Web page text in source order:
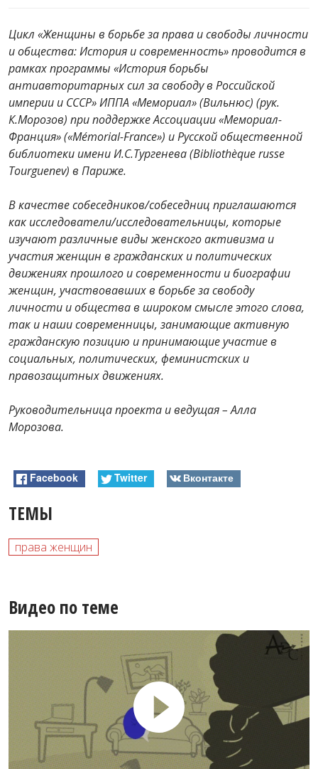
Цикл «Женщины в борьбе за права и свободы личности
и общества: История и современность» проводится в
рамках программы «История борьбы
антиавторитарных сил за свободу в Российской
империи и СССР» ИППА «Мемориал» (Вильнюс) (рук.
К.Морозов) при поддержке Ассоциации «Мемориал-
Франция» («Mémorial-France») и Русской общественной
библиотеки имени И.С.Тургенева (Bibliothèque russe
Tourguenev) в Париже.
В качестве собеседников/собеседниц приглашаются
как исследователи/исследовательницы, которые
изучают различные виды женского активизма и
участия женщин в гражданских и политических
движениях прошлого и современности и биографии
женщин, участвовавших в борьбе за свободу
личности и общества в широком смысле этого слова,
так и наши современницы, занимающие активную
гражданскую позицию и принимающие участие в
социальных, политических, феминистских и
правозащитных движениях.
Руководительница проекта и ведущая – Алла
Морозова.
Facebook Twitter Вконтакте
ТЕМЫ
права женщин
Видео по теме